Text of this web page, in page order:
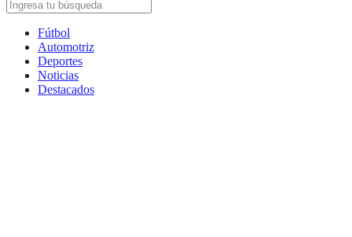
Fútbol
Automotriz
Deportes
Noticias
Destacados